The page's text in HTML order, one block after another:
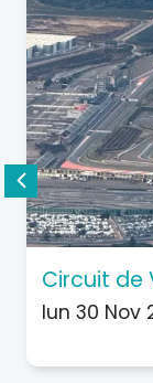
Circuit de
lun 30 Nov